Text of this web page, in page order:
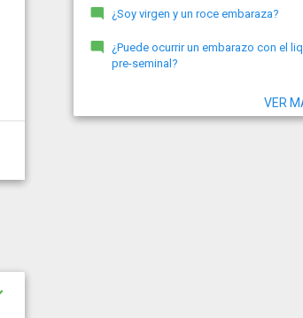
¿Soy virgen y un roce embaraza?
¿Puede ocurrir un embarazo con el
pre-seminal?
VER